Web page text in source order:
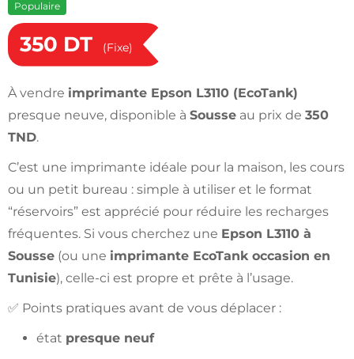
Populaire
350 DT (Fixe)
À vendre imprimante Epson L3110 (EcoTank)
presque neuve, disponible à Sousse au prix de 350
TND.
C’est une imprimante idéale pour la maison, les cours
ou un petit bureau : simple à utiliser et le format
“réservoirs” est apprécié pour réduire les recharges
fréquentes. Si vous cherchez une Epson L3110 à
Sousse (ou une imprimante EcoTank occasion en
Tunisie), celle-ci est propre et prête à l’usage.
✅ Points pratiques avant de vous déplacer :
état presque neuf